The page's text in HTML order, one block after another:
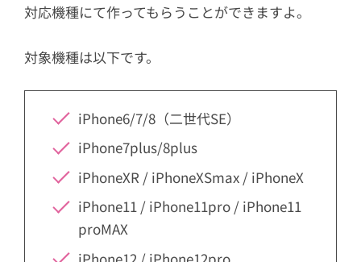
対応機種にて作ってもらうことができますよ。
対象機種は以下です。
iPhone6/7/8（二世代SE）
iPhone7plus/8plus
iPhoneXR / iPhoneXSmax / iPhoneX
iPhone11 / iPhone11pro / iPhone11
proMAX